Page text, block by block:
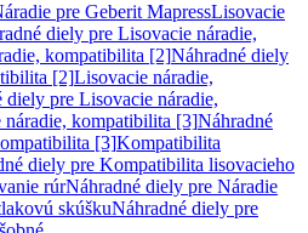
pre Geberit MapressLisovacie
diely pre Lisovacie náradie,
kompatibilita [2]Náhradné diely
[2]Lisovacie náradie,
diely pre Lisovacie náradie,
náradie, kompatibilita [3]Náhradné
[3]Kompatibilita
diely pre Kompatibilita lisovacieho
rúrNáhradné diely pre Náradie
skúškuNáhradné diely pre